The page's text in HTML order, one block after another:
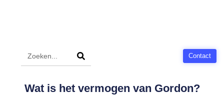
Contact
Wat is het vermogen van Gordon?